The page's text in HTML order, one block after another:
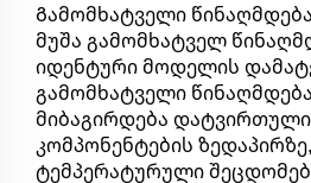
Გამომხატველი
მუშა გამომხატველ
იდენტური მოდელის
გამომხატველი
მიბაგირდება
კომპონენტების
ტემპერატურული